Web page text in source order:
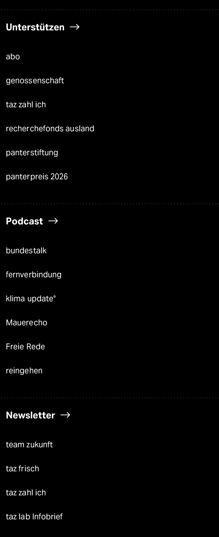
Unterstützen
abo
genossenschaft
taz zahl ich
recherchefonds ausland
panterstiftung
panterpreis 2026
Podcast
bundestalk
fernverbindung
klima update°
Mauerecho
Freie Rede
reingehen
Newsletter
team zukunft
taz frisch
taz zahl ich
taz lab Infobrief